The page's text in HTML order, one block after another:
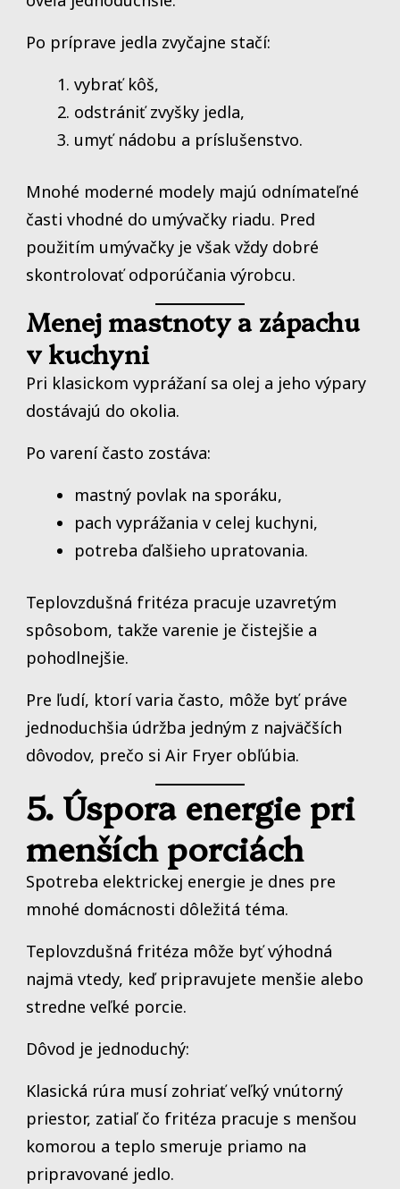
Po príprave jedla zvyčajne stačí:
vybrať kôš,
odstrániť zvyšky jedla,
umyť nádobu a príslušenstvo.
Mnohé moderné modely majú odnímateľné
časti vhodné do umývačky riadu. Pred
použitím umývačky je však vždy dobré
skontrolovať odporúčania výrobcu.
Menej mastnoty a zápachu
v kuchyni
Pri klasickom vyprážaní sa olej a jeho výpary
dostávajú do okolia.
Po varení často zostáva:
mastný povlak na sporáku,
pach vyprážania v celej kuchyni,
potreba ďalšieho upratovania.
Teplovzdušná fritéza pracuje uzavretým
spôsobom, takže varenie je čistejšie a
pohodlnejšie.
Pre ľudí, ktorí varia často, môže byť práve
jednoduchšia údržba jedným z najväčších
dôvodov, prečo si Air Fryer obľúbia.
5. Úspora energie pri
menších porciách
Spotreba elektrickej energie je dnes pre
mnohé domácnosti dôležitá téma.
Teplovzdušná fritéza môže byť výhodná
najmä vtedy, keď pripravujete menšie alebo
stredne veľké porcie.
Dôvod je jednoduchý:
Klasická rúra musí zohriať veľký vnútorný
priestor, zatiaľ čo fritéza pracuje s menšou
komorou a teplo smeruje priamo na
pripravované jedlo.